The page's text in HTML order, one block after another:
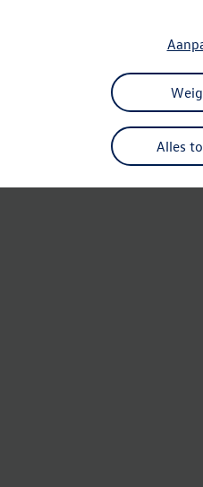
Alles
Something went
refreshing the app